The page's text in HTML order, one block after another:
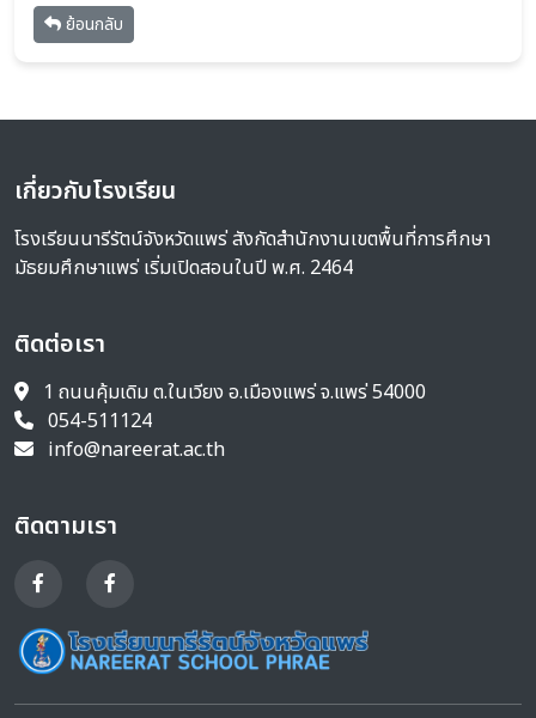
ย้อนกลับ
เกี่ยวกับโรงเรียน
โรงเรียนนารีรัตน์จังหวัดแพร่ สังกัดสำนักงานเขตพื้นที่การศึกษา
มัธยมศึกษาแพร่ เริ่มเปิดสอนในปี พ.ศ. 2464
ติดต่อเรา
1 ถนนคุ้มเดิม ต.ในเวียง อ.เมืองแพร่ จ.แพร่ 54000
054-511124
info@nareerat.ac.th
ติดตามเรา